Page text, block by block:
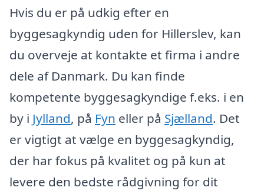
Hvis du er på udkig efter en
byggesagkyndig uden for Hillerslev, kan
du overveje at kontakte et firma i andre
dele af Danmark. Du kan finde
kompetente byggesagkyndige f.eks. i en
by i Jylland, på Fyn eller på Sjælland. Det
er vigtigt at vælge en byggesagkyndig,
der har fokus på kvalitet og på kun at
levere den bedste rådgivning for dit